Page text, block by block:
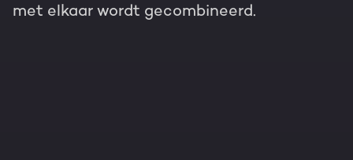
met elkaar wordt gecombineerd.